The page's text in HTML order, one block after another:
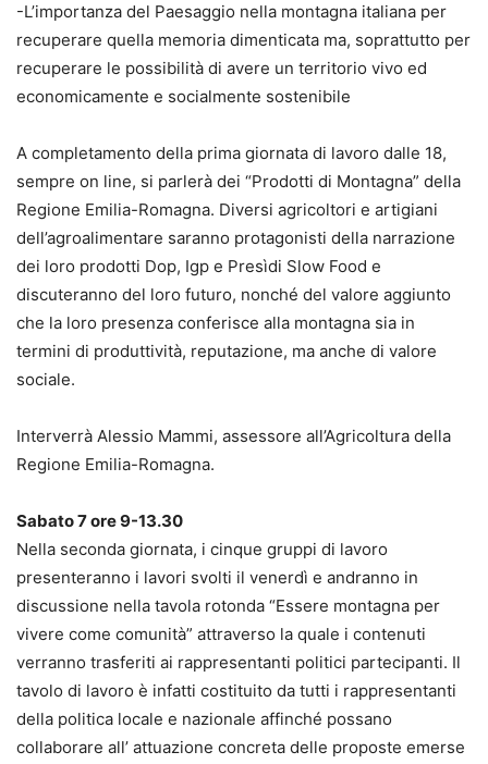
-L’importanza del Paesaggio nella montagna italiana per
recuperare quella memoria dimenticata ma, soprattutto per
recuperare le possibilità di avere un territorio vivo ed
economicamente e socialmente sostenibile
A completamento della prima giornata di lavoro dalle 18,
sempre on line, si parlerà dei “Prodotti di Montagna” della
Regione Emilia-Romagna. Diversi agricoltori e artigiani
dell’agroalimentare saranno protagonisti della narrazione
dei loro prodotti Dop, Igp e Presìdi Slow Food e
discuteranno del loro futuro, nonché del valore aggiunto
che la loro presenza conferisce alla montagna sia in
termini di produttività, reputazione, ma anche di valore
sociale.
Interverrà Alessio Mammi, assessore all’Agricoltura della
Regione Emilia-Romagna.
Sabato 7 ore 9-13.30
Nella seconda giornata, i cinque gruppi di lavoro
presenteranno i lavori svolti il venerdì e andranno in
discussione nella tavola rotonda “Essere montagna per
vivere come comunità” attraverso la quale i contenuti
verranno trasferiti ai rappresentanti politici partecipanti. Il
tavolo di lavoro è infatti costituito da tutti i rappresentanti
della politica locale e nazionale affinché possano
collaborare all’ attuazione concreta delle proposte emerse